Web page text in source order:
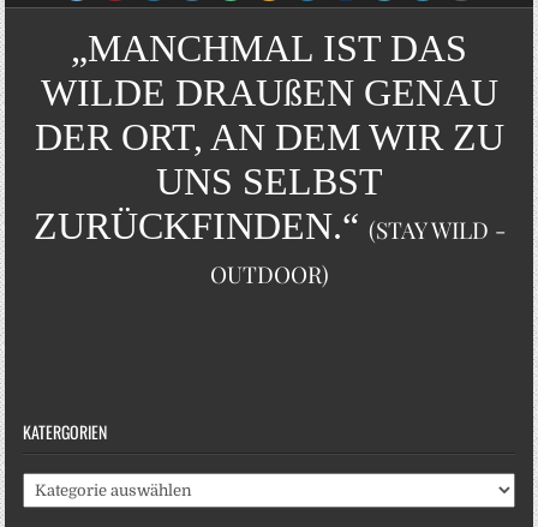
„MANCHMAL IST DAS
WILDE DRAUßEN GENAU
DER ORT, AN DEM WIR ZU
UNS SELBST
ZURÜCKFINDEN.“ (STAY WILD -
OUTDOOR)
KATERGORIEN
Katergorien